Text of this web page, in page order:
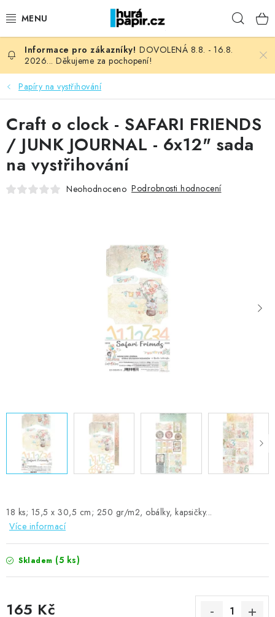
na
NOVINKY
HURÁ DÍLNA
VŠECHNO ZBOŽÍ
KNIHAŘSKÝ MATERIÁL
Moje objednávka
Obchodní podmínky
DOVOLENÁ 8.8. - 16.8.
2026... Děkujeme za pochopení!
Papíry na vystřihování
18 ks; 15,5 x 30,5 cm; 250 gr/m2, obálky, kapsičky...
Více informací
Skladem (5 ks)
165 Kč
Craft o clock - SAFARI FRIENDS
/ JUNK JOURNAL - 6x12" sada
na vystřihování
Neohodnoceno Podrobnosti hodnocení